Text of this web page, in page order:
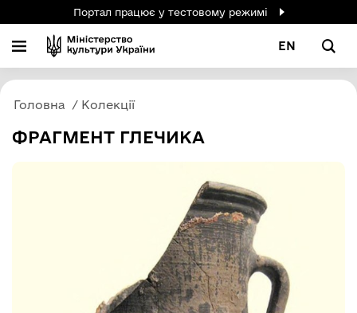
Портал працює у тестовому режимі
EN
Головна Колекції
ФРАГМЕНТ ГЛЕЧИКА